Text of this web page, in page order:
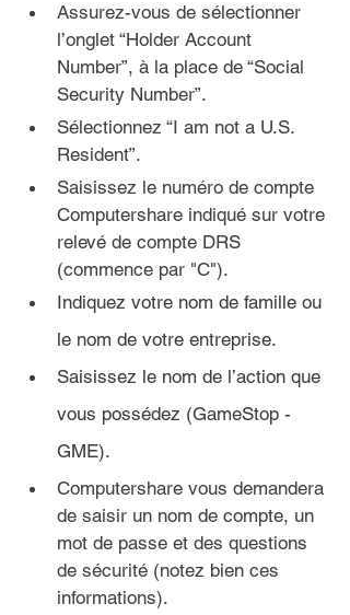
Assurez-vous de sélectionner
l’onglet “Holder Account
Number”, à la place de “Social
Security Number”.
Sélectionnez “I am not a U.S.
Resident”.
Saisissez le numéro de compte
Computershare indiqué sur votre
relevé de compte DRS
(commence par "C").
Indiquez votre nom de famille ou
le nom de votre entreprise.
Saisissez le nom de l’action que
vous possédez (GameStop -
GME).
Computershare vous demandera
de saisir un nom de compte, un
mot de passe et des questions
de sécurité (notez bien ces
informations).